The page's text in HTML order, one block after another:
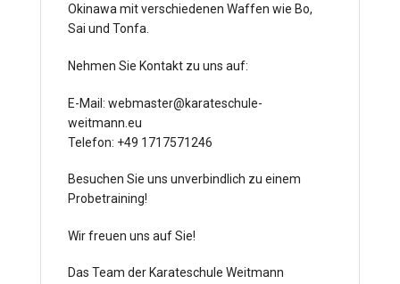
Okinawa mit verschiedenen Waffen wie Bo,
Sai und Tonfa.
Nehmen Sie Kontakt zu uns auf:
E-Mail: webmaster@karateschule-
weitmann.eu
Telefon: +49 1717571246
Besuchen Sie uns unverbindlich zu einem
Probetraining!
Wir freuen uns auf Sie!
Das Team der Karateschule Weitmann